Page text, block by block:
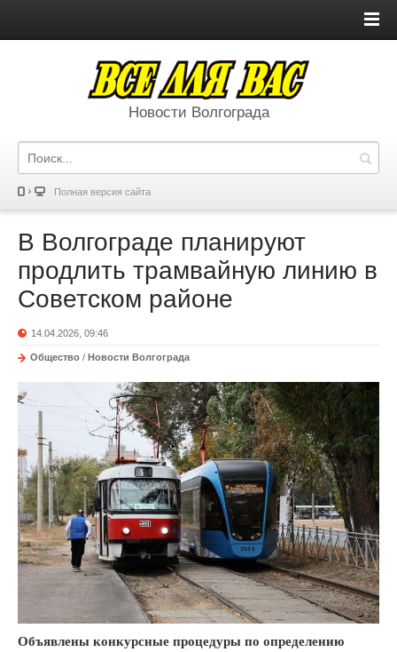
Новости Волгограда
Полная версия сайта
В Волгограде планируют
продлить трамвайную линию в
Советском районе
14.04.2026, 09:46
Общество / Новости Волгограда
Объявлены конкурсные процедуры по определению